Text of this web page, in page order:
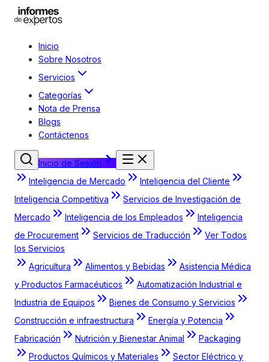
Inicio
Sobre Nosotros
Servicios
Categorías
Nota de Prensa
Blogs
Contáctenos
Inicio de Sesión
Inteligencia de Mercado
Inteligencia del Cliente
Inteligencia Competitiva
Servicios de Investigación de
Mercado
Inteligencia de los Empleados
Inteligencia
de Procurement
Servicios de Traducción
Ver Todos
los Servicios
Agricultura
Alimentos y Bebidas
Asistencia Médica
y Productos Farmacéuticos
Automatización Industrial e
Industria de Equipos
Bienes de Consumo y Servicios
Construcción e infraestructura
Energía y Potencia
Fabricación
Nutrición y Bienestar Animal
Packaging
Productos Químicos y Materiales
Sector Eléctrico y